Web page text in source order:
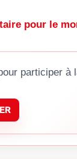
pour le
participer à